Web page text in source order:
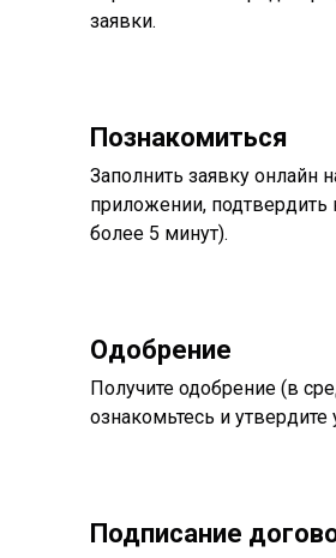
заявки.
Познакомиться
Заполнить заявку онлайн
приложении, подтвердить
более 5 минут).
Одобрение
Получите одобрение (в
ознакомьтесь и утвердите
Подписание